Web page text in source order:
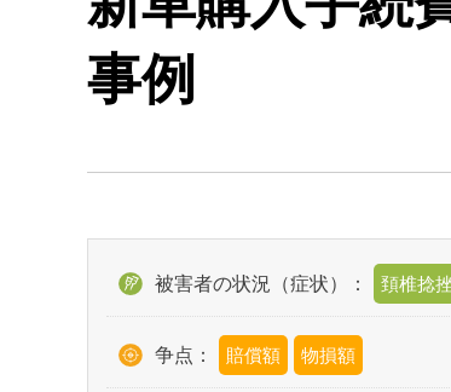
事例
被害者の状況（症状）： 頚椎捻
争点： 賠償額 物損額